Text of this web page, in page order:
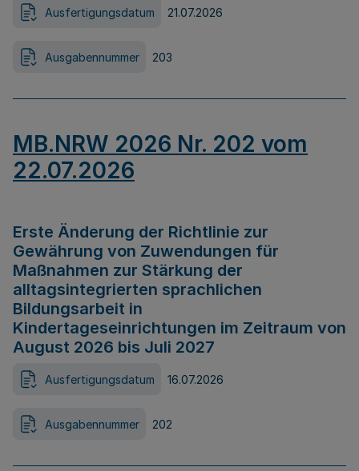
Ausfertigungsdatum 21.07.2026
Ausgabennummer 203
MB.NRW 2026 Nr. 202 vom
22.07.2026
Erste Änderung der Richtlinie zur
Gewährung von Zuwendungen für
Maßnahmen zur Stärkung der
alltagsintegrierten sprachlichen
Bildungsarbeit in
Kindertageseinrichtungen im Zeitraum von
August 2026 bis Juli 2027
Ausfertigungsdatum 16.07.2026
Ausgabennummer 202